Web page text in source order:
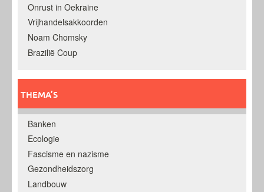
Onrust in Oekraine
Vrijhandelsakkoorden
Noam Chomsky
Brazilië Coup
THEMA’S
Banken
Ecologie
Fascisme en nazisme
Gezondheidszorg
Landbouw